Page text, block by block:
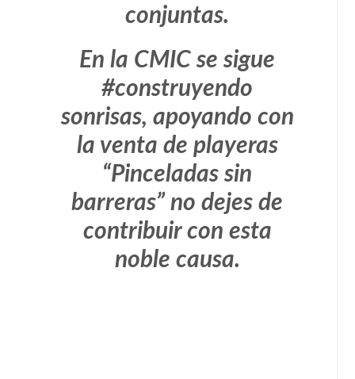
conjuntas.
En la CMIC se sigue
#construyendo
sonrisas, apoyando con
la venta de playeras
“Pinceladas sin
barreras” no dejes de
contribuir con esta
noble causa.